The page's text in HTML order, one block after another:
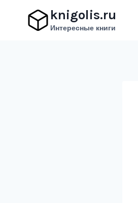
содержимому
knigolis.ru
Интересные книги